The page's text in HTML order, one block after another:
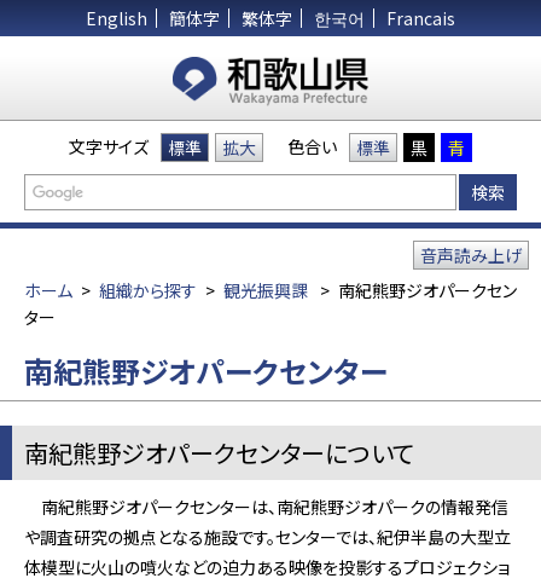
English 簡体字 繁体字 한국어 Francais
文字サイズ 標準 拡大 色合い 標準 黒 青
ホーム > 組織から探す > 観光振興課 > 南紀熊野ジオパークセン
ター
音声読み上げ
南紀熊野ジオパークセンター
南紀熊野ジオパークセンターについて
南紀熊野ジオパークセンターは、南紀熊野ジオパークの情報発信
や調査研究の拠点となる施設です。センターでは、紀伊半島の大型立
体模型に火山の噴火などの迫力ある映像を投影するプロジェクショ